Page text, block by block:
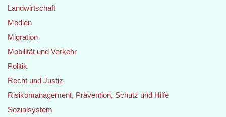
Landwirtschaft
Medien
Migration
Mobilität und Verkehr
Politik
Recht und Justiz
Risikomanagement, Prävention, Schutz und Hilfe
Sozialsystem